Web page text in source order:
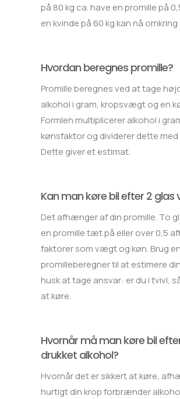
på 80 kg ca. have en promille på
en kvinde på 60 kg kan nå omkring
Hvordan beregnes promille?
Promille beregnes ved at tage
alkohol i gram, kropsvægt og en
Formlen multiplicerer alkohol i
kønsfaktor og dividerer dette
Dette giver et estimat.
Kan man køre bil efter 2 glas
Det afhænger af din promille. To
en promille tæt på eller over 0,5
faktorer som vægt og køn. Brug en
promilleberegner til at estimere
husk at tage ansvar: er du i tvivl,
at køre.
Hvornår må man køre bil
drukket alkohol?
Hvornår det er sikkert at køre,
hurtigt din krop forbrænder